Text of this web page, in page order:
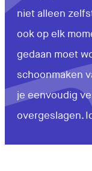
niet alleen
ook op elk
gedaan moet
schoonmaken
je eenvoudig
overgeslagen.